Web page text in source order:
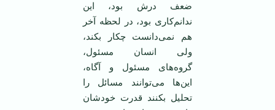
ضعف درش بود، این
ندانم‌کاری بود، در لحظه آخر
هم نمی‌دانست چکار بکند،
ولی انسان مسئول،
گروه‌های مسئول و آگاه،
این‌ها می‌توانند مسائل را
تحلیل بکنند قدرت خودشان